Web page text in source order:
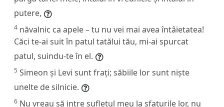
putere,
4 năvalnic ca apele – tu nu vei mai avea întâietatea!
Căci te-ai suit în patul tatălui tău, mi-ai spurcat
patul, suindu-te în el.
5 Simeon și Levi sunt frați; săbiile lor sunt niște
unelte de silnicie.
6 Nu vreau să intre sufletul meu la sfaturile lor, nu